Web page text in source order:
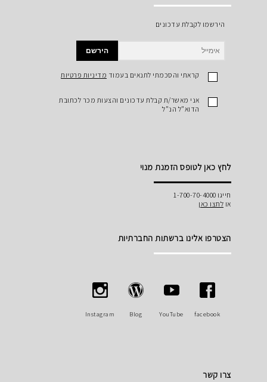
הירשמו לקבלת עדכונים
הירשם
קראתי והסכמתי לתנאים בעמוד מדיניות פרטיות
אני מאשר/ת קבלת עדכונים והצעות מכר לכתובת
הדוא"ל הנ"ל
לחץ כאן לטופס הזמנת מנוי
חייגו 1-700-70-4000
או לחצו כאן
הצטרפו אלינו ברשתות החברתיות
facebook
YouTube
Blog
Instagram
צרו קשר